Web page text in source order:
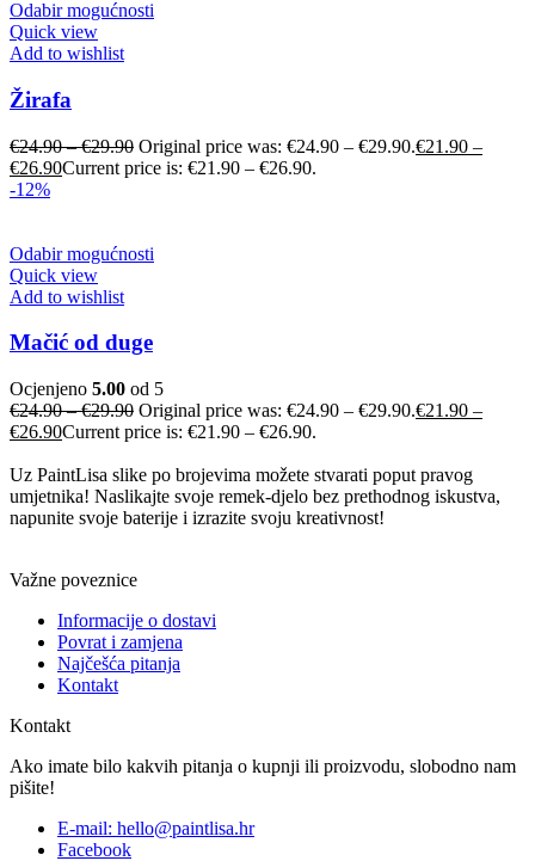
Odabir mogućnosti
Quick view
Add to wishlist
Žirafa
€24.90–€29.90 Original price was: €24.90 – €29.90.€21.90 –
€26.90Current price is: €21.90 – €26.90.
-12%
Odabir mogućnosti
Quick view
Add to wishlist
Mačić od duge
Ocjenjeno 5.00 od 5
€24.90–€29.90 Original price was: €24.90 – €29.90.€21.90 –
€26.90Current price is: €21.90 – €26.90.
Uz PaintLisa slike po brojevima možete stvarati poput pravog
umjetnika! Naslikajte svoje remek-djelo bez prethodnog iskustva,
napunite svoje baterije i izrazite svoju kreativnost!
Važne poveznice
Informacije o dostavi
Povrat i zamjena
Najčešća pitanja
Kontakt
Kontakt
Ako imate bilo kakvih pitanja o kupnji ili proizvodu, slobodno nam
pišite!
E-mail: hello@paintlisa.hr
Facebook